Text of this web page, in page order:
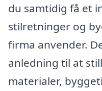
du samtidig få et
stilretninger og
firma anvender.
anledning til at
materialer,